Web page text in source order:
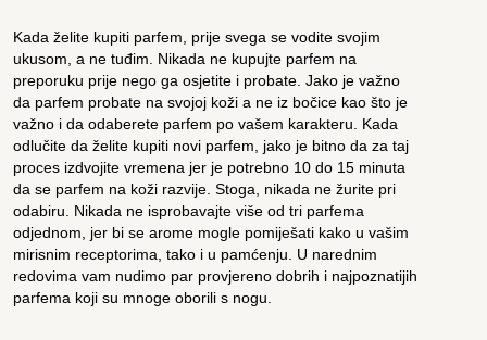
Kada želite kupiti parfem, prije svega se vodite svojim
ukusom, a ne tuđim. Nikada ne kupujte parfem na
preporuku prije nego ga osjetite i probate. Jako je važno
da parfem probate na svojoj koži a ne iz bočice kao što je
važno i da odaberete parfem po vašem karakteru. Kada
odlučite da želite kupiti novi parfem, jako je bitno da za taj
proces izdvojite vremena jer je potrebno 10 do 15 minuta
da se parfem na koži razvije. Stoga, nikada ne žurite pri
odabiru. Nikada ne isprobavajte više od tri parfema
odjednom, jer bi se arome mogle pomiješati kako u vašim
mirisnim receptorima, tako i u pamćenju. U narednim
redovima vam nudimo par provjereno dobrih i najpoznatijih
parfema koji su mnoge oborili s nogu.